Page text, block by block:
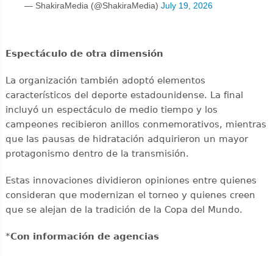
— ShakiraMedia (@ShakiraMedia) July 19, 2026
Espectáculo de otra dimensión
La organización también adoptó elementos
característicos del deporte estadounidense. La final
incluyó un espectáculo de medio tiempo y los
campeones recibieron anillos conmemorativos, mientras
que las pausas de hidratación adquirieron un mayor
protagonismo dentro de la transmisión.
Estas innovaciones dividieron opiniones entre quienes
consideran que modernizan el torneo y quienes creen
que se alejan de la tradición de la Copa del Mundo.
*Con información de agencias